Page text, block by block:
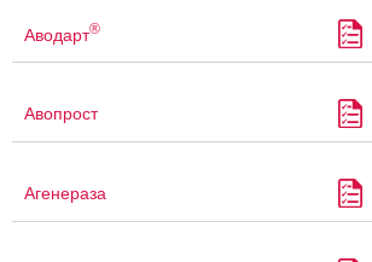
Аводарт®
Авопрост
Агенераза